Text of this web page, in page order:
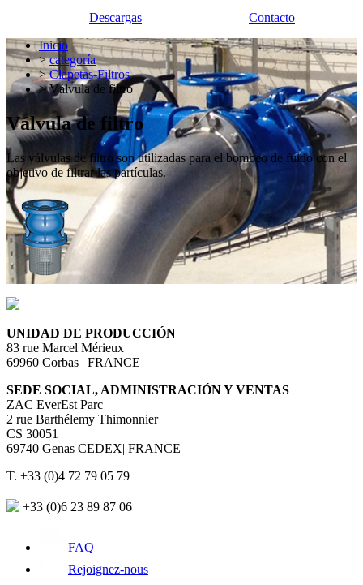
Descargas
Contacto
Inicio
>categoría
>Clapetas-Filtros
> Válvula de filtro
Válvula de filtro
Las válvulas de filtro son utilizadas para el bombeo de fuido con el
objetivo de filtrar las partículas.
UNIDAD DE PRODUCCIÓN
83 rue Marcel Mérieux
69960 Corbas | FRANCE
SEDE SOCIAL, ADMINISTRACIÓN Y VENTAS
ZAC EverEst Parc
2 rue Barthélemy Thimonnier
CS 30051
69740 Genas CEDEX| FRANCE
T. +33 (0)4 72 79 05 79
+33 (0)6 23 89 87 06
FAQ
Rejoignez-nous